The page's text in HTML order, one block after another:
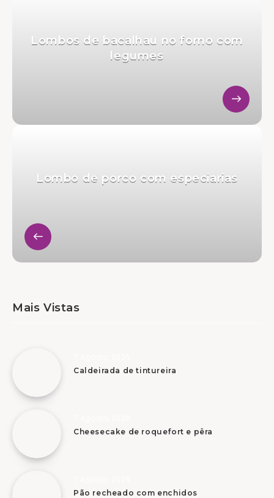
Lombos de bacalhau no forno com
legumes
Lombo de porco com especiarias
Mais Vistas
Caldeirada de tintureira
Cheesecake de roquefort e pêra
Pão recheado com enchidos